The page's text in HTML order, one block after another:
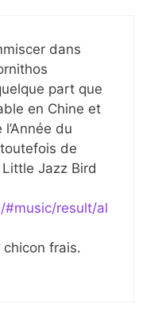
dans
part que
en Chine et
du
de
Jazz Bird
#music/result/al
frais.